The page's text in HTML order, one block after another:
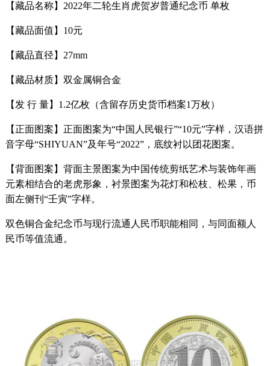
【藏品名称】2022年二轮生肖虎贺岁普通纪念币 单枚
【藏品面值】10元
【藏品直径】27mm
【藏品材质】双金属铜合金
【发 行 量】1.2亿枚（含留存历史货币档案1万枚）
【正面图案】正面图案为“中国人民银行”“10元”字样，汉语拼
音字母“SHIYUAN”及年号“2022”，底纹衬以团花图案。
【背面图案】背面主景图案为中国传统剪纸艺术与装饰年画
元素相结合的老虎形象，衬景图案为花灯和松枝、松果，币
面左侧刊“壬寅”字样。
双色铜合金纪念币与现行流通人民币职能相同，与同面额人
民币等值流通。